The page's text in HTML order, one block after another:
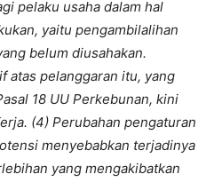
pelaku usaha dalam hal
yaitu pengambilalihan
belum diusahakan.
atas pelanggaran itu, yang
18 UU Perkebunan, kini
(4) Perubahan pengaturan
menyebabkan terjadinya
yang mengakibatkan